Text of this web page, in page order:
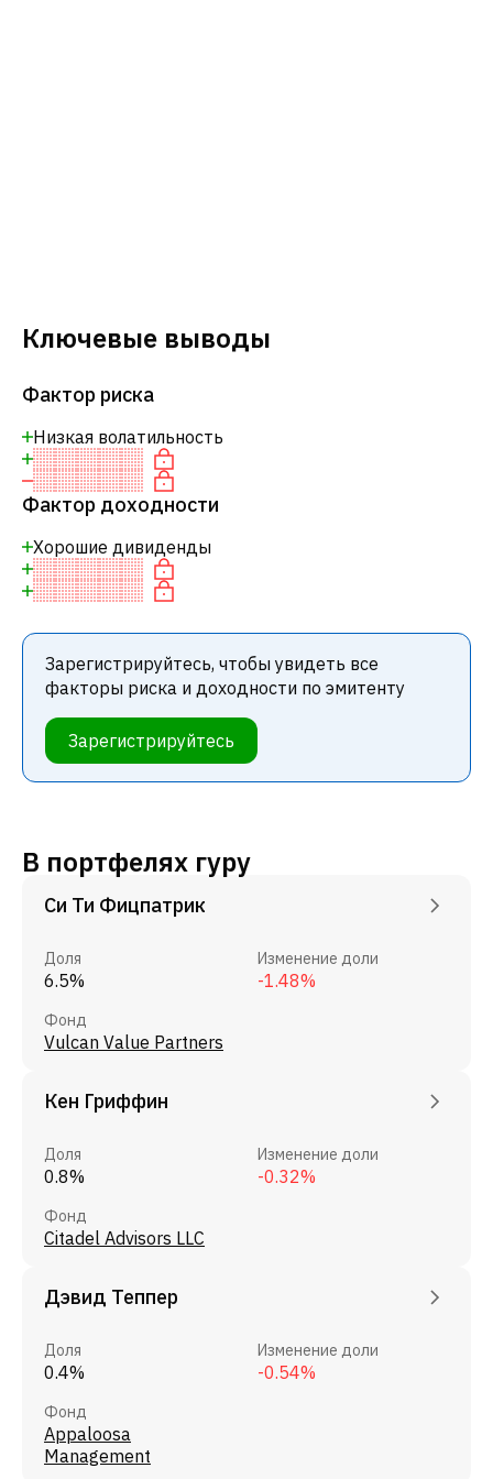
Ключевые выводы
Фактор риска
Низкая волатильность
Фактор доходности
Хорошие дивиденды
Зарегистрируйтесь, чтобы увидеть все
факторы риска и доходности по эмитенту
Зарегистрируйтесь
В портфелях гуру
Си Ти Фицпатрик
Доля
6.5%
Изменение доли
-1.48%
Фонд
Vulcan Value Partners
Кен Гриффин
Доля
0.8%
Изменение доли
-0.32%
Фонд
Citadel Advisors LLC
Дэвид Теппер
Доля
0.4%
Изменение доли
-0.54%
Фонд
Appaloosa
Management